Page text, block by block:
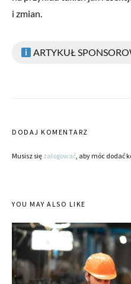
i zmian.
ARTYKUŁ
DODAJ KOMENTARZ
Musisz się zalogować, aby móc dodać
YOU MAY ALSO LIKE